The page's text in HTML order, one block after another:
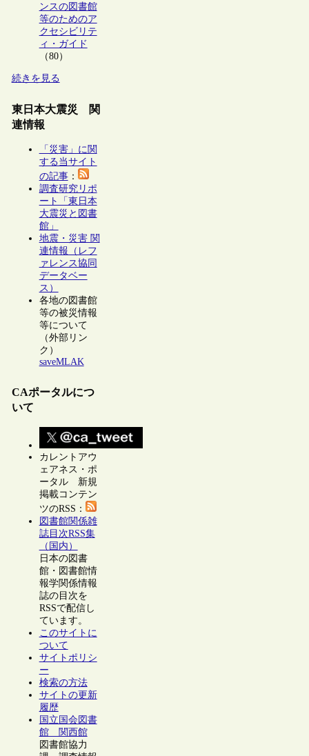
ンスの図書館
等のためのア
クセシビリテ
ィ・ガイド
（80）
続きを見る
東日本大震災 関
連情報
「災害」に関
する当サイト
の記事：
調査研究リポ
ート「東日本
大震災と図書
館」
地震・災害 関
連情報（レフ
ァレンス協同
データベー
ス）
各地の図書館
等の被災情報
等について
（外部リン
ク）
saveMLAK
CAポータルにつ
いて
カレントアウ
ェアネス・ポ
ータル 新規
掲載コンテン
ツのRSS：
図書館関係雑
誌目次RSS集
（国内）
日本の図書
館・図書館情
報学関係情報
誌の目次を
RSSで配信し
ています。
このサイトに
ついて
サイトポリシ
ー
検索の方法
サイトの更新
履歴
国立国会図書
館 関西館
図書館協力